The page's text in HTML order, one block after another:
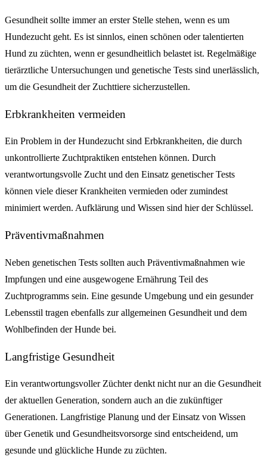
Gesundheit sollte immer an erster Stelle stehen, wenn es um
Hundezucht geht. Es ist sinnlos, einen schönen oder talentierten
Hund zu züchten, wenn er gesundheitlich belastet ist. Regelmäßige
tierärztliche Untersuchungen und genetische Tests sind unerlässlich,
um die Gesundheit der Zuchttiere sicherzustellen.
Erbkrankheiten vermeiden
Ein Problem in der Hundezucht sind Erbkrankheiten, die durch
unkontrollierte Zuchtpraktiken entstehen können. Durch
verantwortungsvolle Zucht und den Einsatz genetischer Tests
können viele dieser Krankheiten vermieden oder zumindest
minimiert werden. Aufklärung und Wissen sind hier der Schlüssel.
Präventivmaßnahmen
Neben genetischen Tests sollten auch Präventivmaßnahmen wie
Impfungen und eine ausgewogene Ernährung Teil des
Zuchtprogramms sein. Eine gesunde Umgebung und ein gesunder
Lebensstil tragen ebenfalls zur allgemeinen Gesundheit und dem
Wohlbefinden der Hunde bei.
Langfristige Gesundheit
Ein verantwortungsvoller Züchter denkt nicht nur an die Gesundheit
der aktuellen Generation, sondern auch an die zukünftiger
Generationen. Langfristige Planung und der Einsatz von Wissen
über Genetik und Gesundheitsvorsorge sind entscheidend, um
gesunde und glückliche Hunde zu züchten.